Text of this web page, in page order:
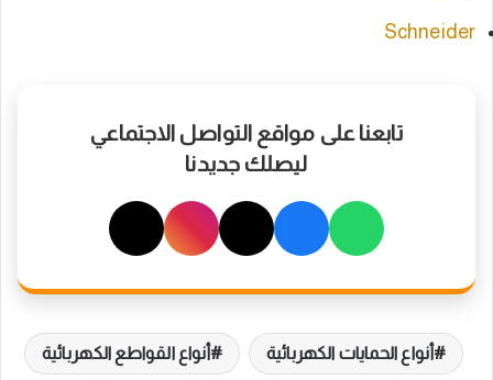
Schneider
تابعنا على مواقع التواصل الاجتماعي
ليصلك جديدنا
أنواع الحمايات الكهربائية أنواع القواطع الكهربائية